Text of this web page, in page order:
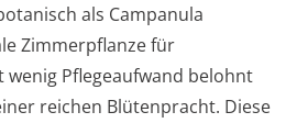
als Campanula
Zimmerpflanze für
wenig Pflegeaufwand belohnt
reichen Blütenpracht. Diese